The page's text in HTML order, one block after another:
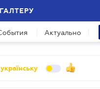
Актуально